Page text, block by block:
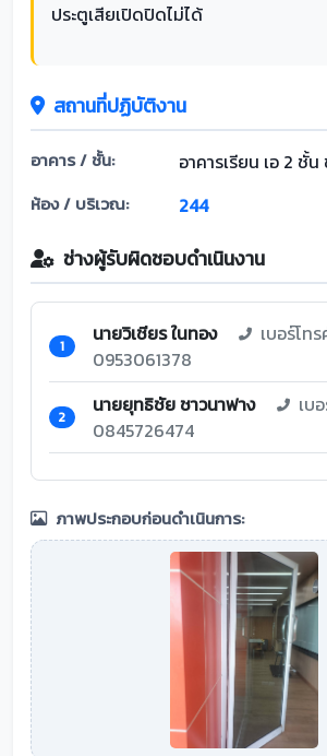
ประตูเสียเปิดปิดไม่ได้
สถานที่ปฏิบัติงาน
อาคาร / ชั้น: อาคารเรียน เอ 2 ชั้
ห้อง / บริเวณ: 244
ช่างผู้รับผิดชอบดำเนินงาน
1 นายวิเชียร ในทอง
เบอร์โท
0953061378
2 นายยุทธิชัย ชาวนาฟาง
เบ
0845726474
ภาพประกอบก่อนดำเนินการ: